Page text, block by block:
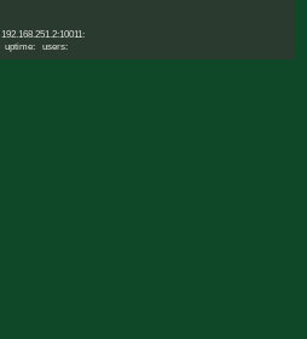
uptime:
users: